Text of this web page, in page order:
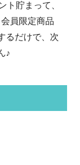
ト貯まって、
員限定商品
るだけで、次
♪